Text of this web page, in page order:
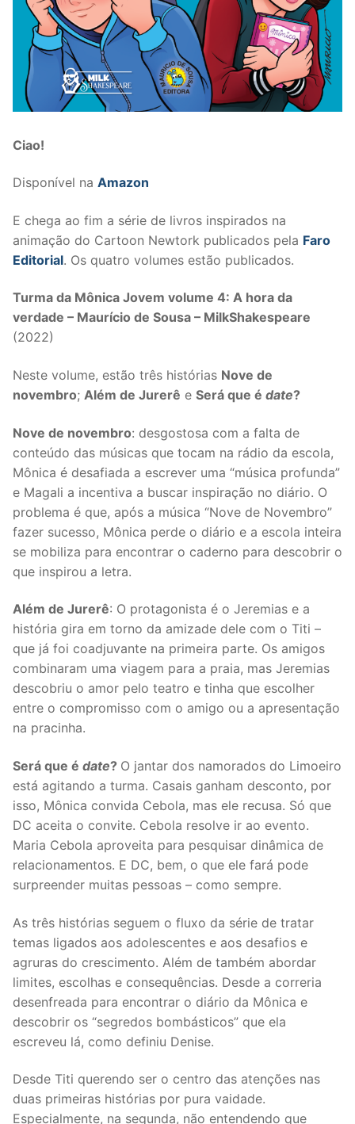
Ciao!
Disponível na Amazon
E chega ao fim a série de livros inspirados na
animação do Cartoon Newtork publicados pela Faro
Editorial. Os quatro volumes estão publicados.
Turma da Mônica Jovem volume 4: A hora da
verdade – Maurício de Sousa – MilkShakespeare
(2022)
Neste volume, estão três histórias Nove de
novembro; Além de Jurerê e Será que é date?
Nove de novembro: desgostosa com a falta de
conteúdo das músicas que tocam na rádio da escola,
Mônica é desafiada a escrever uma “música profunda”
e Magali a incentiva a buscar inspiração no diário. O
problema é que, após a música “Nove de Novembro”
fazer sucesso, Mônica perde o diário e a escola inteira
se mobiliza para encontrar o caderno para descobrir o
que inspirou a letra.
Além de Jurerê: O protagonista é o Jeremias e a
história gira em torno da amizade dele com o Titi –
que já foi coadjuvante na primeira parte. Os amigos
combinaram uma viagem para a praia, mas Jeremias
descobriu o amor pelo teatro e tinha que escolher
entre o compromisso com o amigo ou a apresentação
na pracinha.
Será que é date? O jantar dos namorados do Limoeiro
está agitando a turma. Casais ganham desconto, por
isso, Mônica convida Cebola, mas ele recusa. Só que
DC aceita o convite. Cebola resolve ir ao evento.
Maria Cebola aproveita para pesquisar dinâmica de
relacionamentos. E DC, bem, o que ele fará pode
surpreender muitas pessoas – como sempre.
As três histórias seguem o fluxo da série de tratar
temas ligados aos adolescentes e aos desafios e
agruras do crescimento. Além de também abordar
limites, escolhas e consequências. Desde a correria
desenfreada para encontrar o diário da Mônica e
descobrir os “segredos bombásticos” que ela
escreveu lá, como definiu Denise.
Desde Titi querendo ser o centro das atenções nas
duas primeiras histórias por pura vaidade.
Especialmente, na segunda, não entendendo que